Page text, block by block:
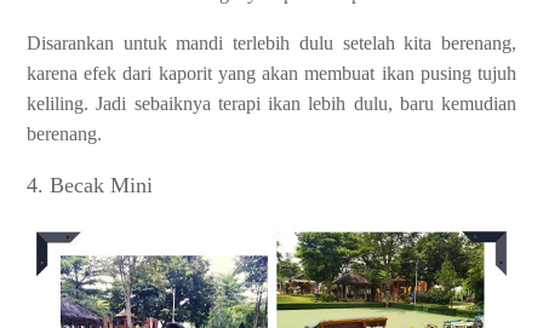
Disarankan untuk mandi terlebih dulu setelah kita berenang,
karena efek dari kaporit yang akan membuat ikan pusing tujuh
keliling. Jadi sebaiknya terapi ikan lebih dulu, baru kemudian
berenang.
4. Becak Mini